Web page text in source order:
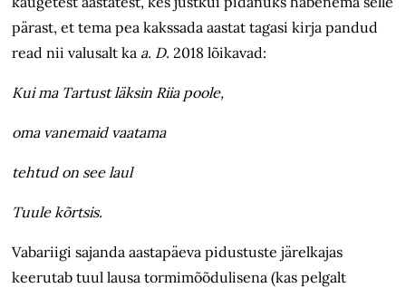
pärast, et tema pea kakssada aastat tagasi kirja pandud
read nii valusalt ka a. D. 2018 lõikavad:
Kui ma Tartust läksin Riia poole,
oma vanemaid vaatama
tehtud on see laul
Tuule kõrtsis.
Vabariigi sajanda aastapäeva pidustuste järelkajas
keerutab tuul lausa tormimõõdulisena (kas pelgalt